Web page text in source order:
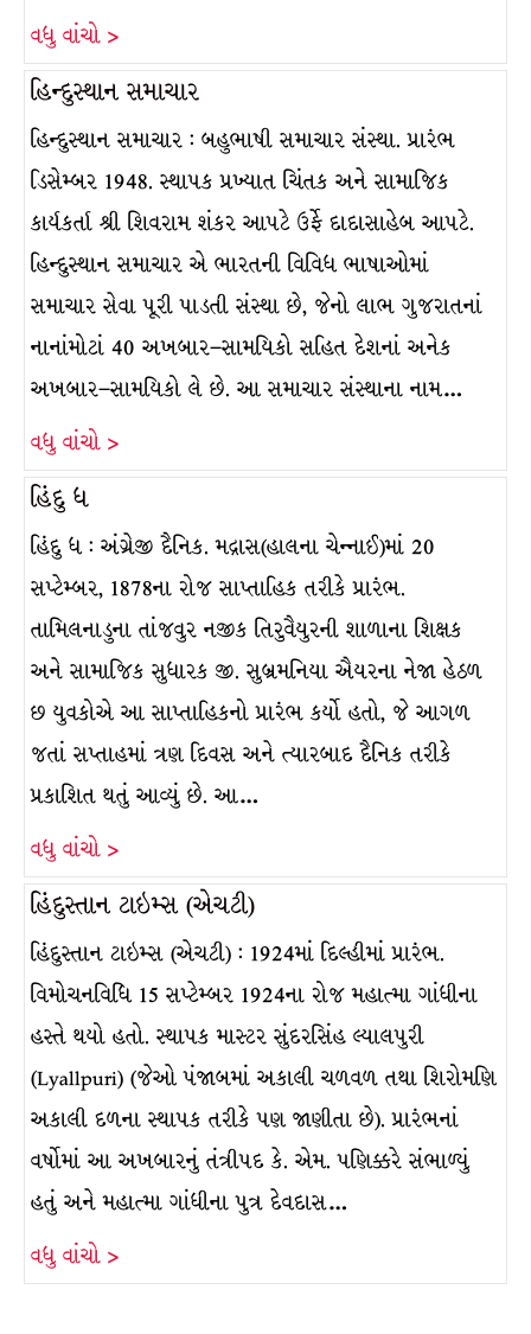
વધુ વાંચો >
હિન્દુસ્થાન સમાચાર
હિન્દુસ્થાન સમાચાર : બહુભાષી સમાચાર સંસ્થા. પ્રારંભ
ડિસેમ્બર 1948. સ્થાપક પ્રખ્યાત ચિંતક અને સામાજિક
કાર્યકર્તા શ્રી શિવરામ શંકર આપટે ઉર્ફે દાદાસાહેબ આપટે.
હિન્દુસ્થાન સમાચાર એ ભારતની વિવિધ ભાષાઓમાં
સમાચાર સેવા પૂરી પાડતી સંસ્થા છે, જેનો લાભ ગુજરાતનાં
નાનાંમોટાં 40 અખબાર–સામયિકો સહિત દેશનાં અનેક
અખબાર–સામયિકો લે છે. આ સમાચાર સંસ્થાના નામ…
વધુ વાંચો >
હિંદુ ધ
હિંદુ ધ : અંગ્રેજી દૈનિક. મદ્રાસ(હાલના ચેન્નાઈ)માં 20
સપ્ટેમ્બર, 1878ના રોજ સાપ્તાહિક તરીકે પ્રારંભ.
તામિલનાડુના તાંજવુર નજીક તિરુવૈયુરની શાળાના શિક્ષક
અને સામાજિક સુધારક જી. સુબ્રમનિયા ઐયરના નેજા હેઠળ
છ યુવકોએ આ સાપ્તાહિકનો પ્રારંભ કર્યો હતો, જે આગળ
જતાં સપ્તાહમાં ત્રણ દિવસ અને ત્યારબાદ દૈનિક તરીકે
પ્રકાશિત થતું આવ્યું છે. આ…
વધુ વાંચો >
હિંદુસ્તાન ટાઇમ્સ (એચટી)
હિંદુસ્તાન ટાઇમ્સ (એચટી) : 1924માં દિલ્હીમાં પ્રારંભ.
વિમોચનવિધિ 15 સપ્ટેમ્બર 1924ના રોજ મહાત્મા ગાંધીના
હસ્તે થયો હતો. સ્થાપક માસ્ટર સુંદરસિંહ લ્યાલપુરી
(Lyallpuri) (જેઓ પંજાબમાં અકાલી ચળવળ તથા શિરોમણિ
અકાલી દળના સ્થાપક તરીકે પણ જાણીતા છે). પ્રારંભનાં
વર્ષોમાં આ અખબારનું તંત્રીપદ કે. એમ. પણિક્કરે સંભાળ્યું
હતું અને મહાત્મા ગાંધીના પુત્ર દેવદાસ…
વધુ વાંચો >